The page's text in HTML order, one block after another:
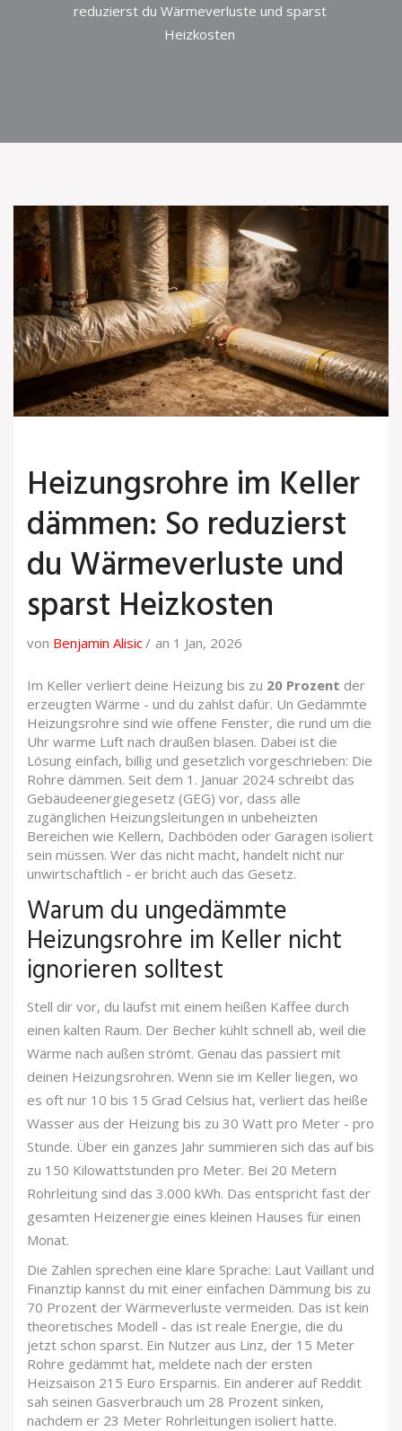
reduzierst du Wärmeverluste und sparst
Heizkosten
Heizungsrohre im Keller
dämmen: So reduzierst
du Wärmeverluste und
sparst Heizkosten
von Benjamin Alisic an 1 Jan, 2026
Im Keller verliert deine Heizung bis zu 20 Prozent der
erzeugten Wärme - und du zahlst dafür. Un Gedämmte
Heizungsrohre sind wie offene Fenster, die rund um die
Uhr warme Luft nach draußen blasen. Dabei ist die
Lösung einfach, billig und gesetzlich vorgeschrieben: Die
Rohre dämmen. Seit dem 1. Januar 2024 schreibt das
Gebäudeenergiegesetz (GEG) vor, dass alle
zugänglichen Heizungsleitungen in unbeheizten
Bereichen wie Kellern, Dachböden oder Garagen isoliert
sein müssen. Wer das nicht macht, handelt nicht nur
unwirtschaftlich - er bricht auch das Gesetz.
Warum du ungedämmte
Heizungsrohre im Keller nicht
ignorieren solltest
Stell dir vor, du läufst mit einem heißen Kaffee durch
einen kalten Raum. Der Becher kühlt schnell ab, weil die
Wärme nach außen strömt. Genau das passiert mit
deinen Heizungsrohren. Wenn sie im Keller liegen, wo
es oft nur 10 bis 15 Grad Celsius hat, verliert das heiße
Wasser aus der Heizung bis zu 30 Watt pro Meter - pro
Stunde. Über ein ganzes Jahr summieren sich das auf bis
zu 150 Kilowattstunden pro Meter. Bei 20 Metern
Rohrleitung sind das 3.000 kWh. Das entspricht fast der
gesamten Heizenergie eines kleinen Hauses für einen
Monat.
Die Zahlen sprechen eine klare Sprache: Laut Vaillant und
Finanztip kannst du mit einer einfachen Dämmung bis zu
70 Prozent der Wärmeverluste vermeiden. Das ist kein
theoretisches Modell - das ist reale Energie, die du
jetzt schon sparst. Ein Nutzer aus Linz, der 15 Meter
Rohre gedämmt hat, meldete nach der ersten
Heizsaison 215 Euro Ersparnis. Ein anderer auf Reddit
sah seinen Gasverbrauch um 28 Prozent sinken,
nachdem er 23 Meter Rohrleitungen isoliert hatte.